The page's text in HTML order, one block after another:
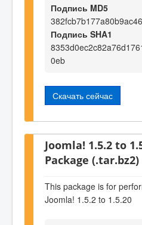
Подпись MD5
Подпись SHA1
0eb
Скачать сейчас
Joomla! 1.5.2 to
Package (.tar.bz2)
This package is for
Joomla! 1.5.2 to 1.5.20